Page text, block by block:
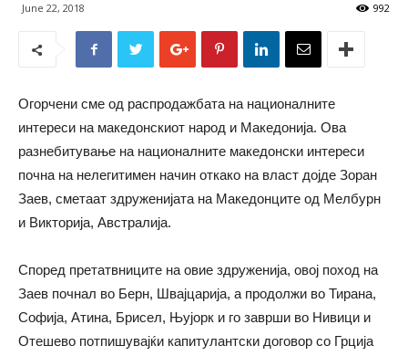
June 22, 2018 992
Огорчени сме од распродажбата на националните
интереси на македонскиот народ и Македонија. Ова
разнебитување на националните македонски интереси
почна на нелегитимен начин откако на власт дојде Зоран
Заев, сметаат здруженијата на Македонците од Мелбурн
и Викторија, Австралија.
Според претатвниците на овие здруженија, овој поход на
Заев почнал во Берн, Швајцарија, а продолжи во Тирана,
Софија, Атина, Брисел, Њујорк и го заврши во Нивици и
Отешево потпишувајќи капитулантски договор со Грција